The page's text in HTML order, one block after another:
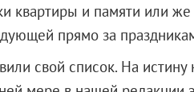
квартиры и памяти или
прямо за
свой список. На